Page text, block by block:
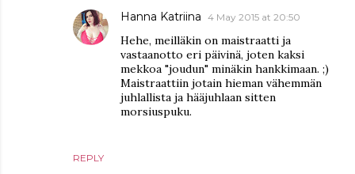
REPLY
Hanna Katriina 4 May 2015 at 20:50
Hehe, meilläkin on maistraatti ja
vastaanotto eri päivinä, joten kaksi
mekkoa "joudun" minäkin hankkimaan. ;)
Maistraattiin jotain hieman vähemmän
juhlallista ja hääjuhlaan sitten
morsiuspuku.